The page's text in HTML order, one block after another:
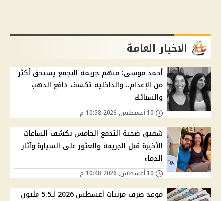
الاخبار العامة
أحمد موسى: متهم جريمة التجمع يستحق أكثر
من الإعدام.. والداخلية تكشف دافع الذهب
والسبائك
شقيق ضحية التجمع الخامس يكشف الساعات
الأخيرة قبل الجريمة والعثور على السيارة وآثار
الدماء
موعد صرف مرتبات أغسطس 2026 لـ5.5 مليون